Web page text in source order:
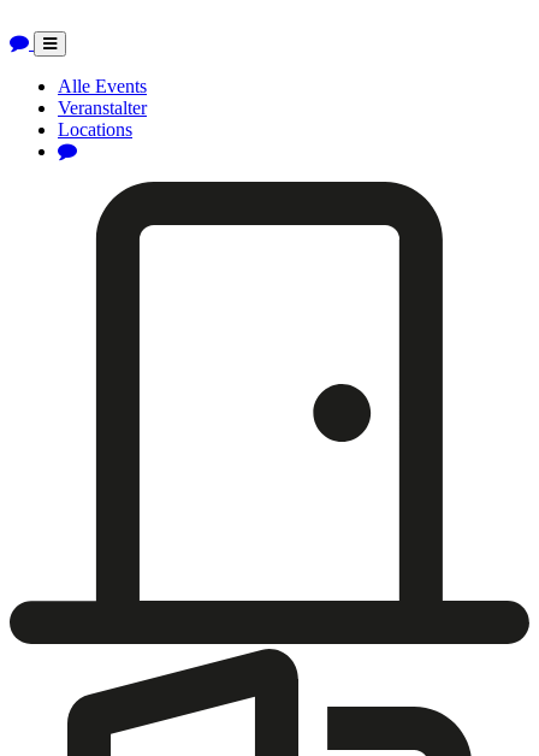
Toggle
navigation
Alle Events
Veranstalter
Locations